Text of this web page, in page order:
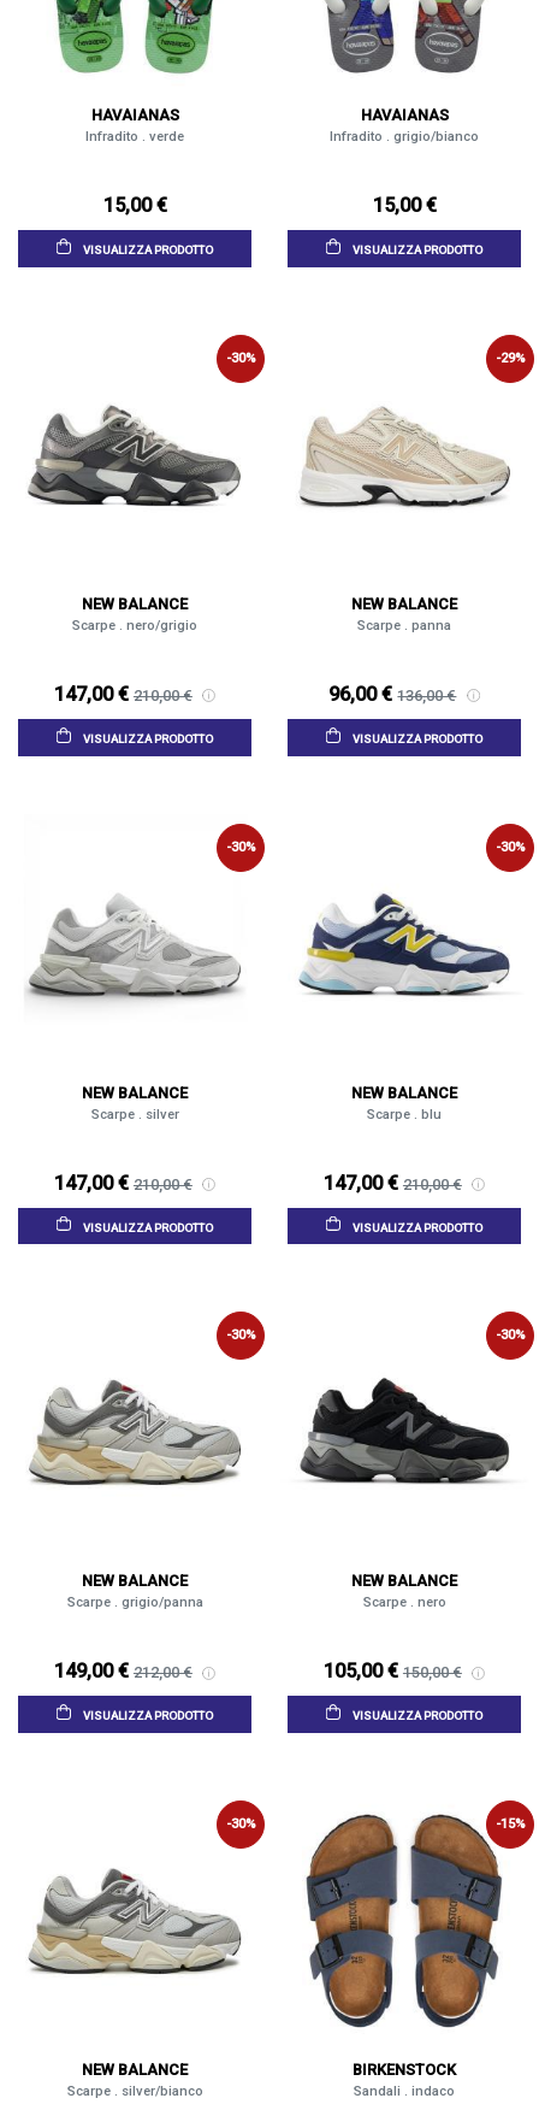
HAVAIANAS
Infradito . verde
15,00 €
VISUALIZZA PRODOTTO
HAVAIANAS
Infradito . grigio/bianco
15,00 €
VISUALIZZA PRODOTTO
-30%
NEW BALANCE
Scarpe . nero/grigio
147,00 € 210,00 €
VISUALIZZA PRODOTTO
-29%
NEW BALANCE
Scarpe . panna
96,00 € 136,00 €
VISUALIZZA PRODOTTO
-30%
NEW BALANCE
Scarpe . silver
147,00 € 210,00 €
VISUALIZZA PRODOTTO
-30%
NEW BALANCE
Scarpe . blu
147,00 € 210,00 €
VISUALIZZA PRODOTTO
-30%
NEW BALANCE
Scarpe . grigio/panna
149,00 € 212,00 €
VISUALIZZA PRODOTTO
-30%
NEW BALANCE
Scarpe . nero
105,00 € 150,00 €
VISUALIZZA PRODOTTO
-30%
NEW BALANCE
Scarpe . silver/bianco
-15%
BIRKENSTOCK
Sandali . indaco